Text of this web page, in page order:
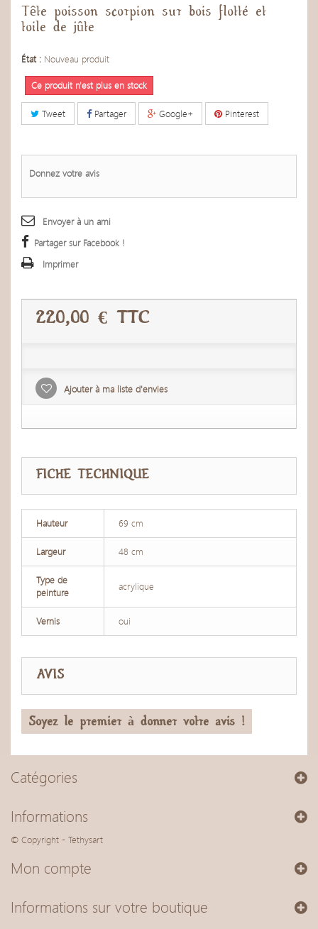
Tête poisson scorpion sur bois flotté et
toile de jûte
État : Nouveau produit
Ce produit n'est plus en stock
Tweet Partager Google+ Pinterest
Donnez votre avis
Envoyer à un ami
Partager sur Facebook !
Imprimer
220,00 € TTC
Ajouter à ma liste d'envies
FICHE TECHNIQUE
Hauteur 69 cm
Largeur 48 cm
Type de
peinture
acrylique
Vernis oui
AVIS
Soyez le premier à donner votre avis !
Catégories
Informations
© Copyright - Tethysart
Mon compte
Informations sur votre boutique